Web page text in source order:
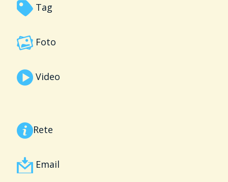
Tag
Foto
Video
Rete
Email